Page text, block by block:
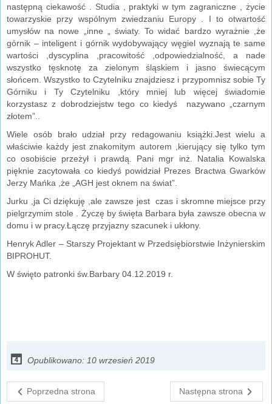
następną ciekawość . Studia , praktyki w tym zagraniczne , życie
towarzyskie przy wspólnym zwiedzaniu Europy . I to otwartość
umysłów na nowe „inne „ światy. To widać bardzo wyrażnie ,że
górnik – inteligent i górnik wydobywający węgiel wyznają te same
wartości ,dyscyplina ,pracowitość ,odpowiedzialność, a nade
wszystko tęsknotę za zielonym śląskiem i jasno świecącym
słońcem. Wszystko to Czytelniku znajdziesz i przypomnisz sobie Ty
Górniku i Ty Czytelniku ,który mniej lub więcej świadomie
korzystasz z dobrodziejstw tego co kiedyś nazywano „czarnym
złotem”..
Wiele osób brało udział przy redagowaniu książki.Jest wielu a
właściwie każdy jest znakomitym autorem ,kierujący się tylko tym
co osobiście przeżył i prawdą. Pani mgr inż. Natalia Kowalska
pięknie zacytowała co kiedyś powidział Prezes Bractwa Gwarków
Jerzy Mańka ,że „AGH jest oknem na świat”.
Jurku ,ja Ci dziękuję ,ale zawsze jest czas i skromne miejsce przy
pielgrzymim stole . Życzę by święta Barbara była zawsze obecna w
domu i w pracy.Łączę przyjazny szacunek i ukłony.
Henryk Adler – Starszy Projektant w Przedsiębiorstwie Inżynierskim
BIPROHUT.
W święto patronki św.Barbary 04.12.2019 r.
Opublikowano: 10 wrzesień 2019
Poprzedna strona Następna strona